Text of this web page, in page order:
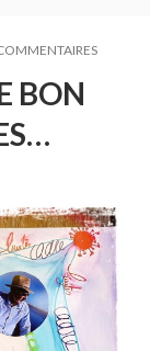
SUR
CÔTÉ
DES
BON